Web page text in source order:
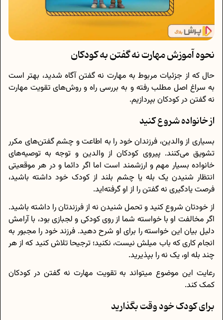
نحوه آموزش مهارت نه گفتن به کودکان
حال که از جزئیات مربوط به مهارت نه گفتن آگاه شدید، بهتر است
به سراغ اصل مطلب رفته و به بررسی راه و روش‌های تقویت مهارت
نه گفتن در کودکان بپردازیم.
از خانواده شروع کنید
بسیاری از والدین، فرزندان خود را به اطاعت و چشم گفتن‌های مکرر
تشویق می‌کنند. پیروی کودکان از والدین و توجه به توصیه‌های
خانواده بسیار مهم و ارزشمند است اما اگر دائما و در هر موقعیتی
انتظار شنیدن یک بله یا چشم بلند از کودک خود داشته باشید،
فرصت یادگیری نه گفتن را از او گرفته‌اید.
از خودتان شروع کنید و تحمل شنیدن نه از فرزندتان را داشته باشید.
اگر مخالفت او با خواسته شما از روی کودکی و لجبازی بود، با آرامش
دلیل بیان این خواسته را برای او شرح دهید. فرزند خود را مجبور به
انجام کاری که باب میلش نیست، نکنید؛ ترجیحا تلاش کنید که از هر
چند بله او، یک نه را بپذیرید.
رعایت این موضوع میتواند به تقویت مهارت نه گفتن در کودکان
کمک کند.
برای کودک خود وقت بگذارید